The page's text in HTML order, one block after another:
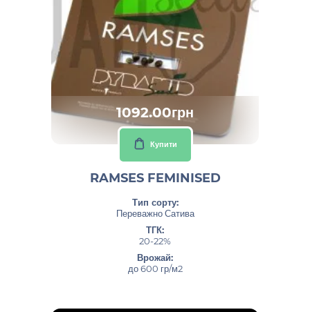
1092.00грн
Купити
RAMSES FEMINISED
Тип сорту:
Переважно Сатива
ТГК:
20-22%
Врожай:
до 600 гр/м2